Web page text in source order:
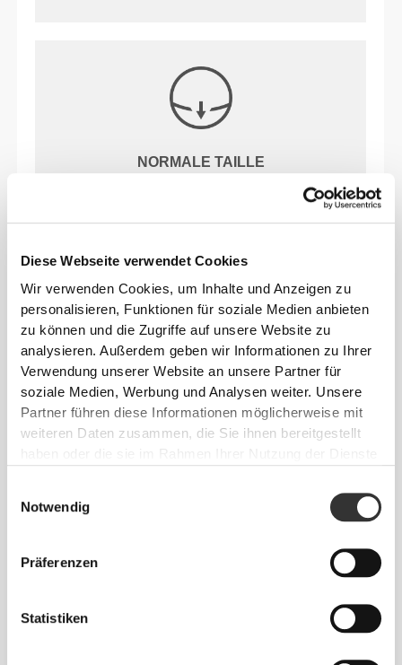
Diese Webseite verwendet Cookies
Wir verwenden Cookies, um Inhalte und Anzeigen zu
personalisieren, Funktionen für soziale Medien anbieten
zu können und die Zugriffe auf unsere Website zu
analysieren. Außerdem geben wir Informationen zu Ihrer
Verwendung unserer Website an unsere Partner für
soziale Medien, Werbung und Analysen weiter. Unsere
Partner führen diese Informationen möglicherweise mit
weiteren Daten zusammen, die Sie ihnen bereitgestellt
Notwendig
Präferenzen
Statistiken
NORMALE TAILLE
UNSER ETIKETT IST DEIN
Ohne eingenähtes Etikett
Eindruck auf unsere Kleidung: auf die nahtlose
Freiheit! Ohne eingenähtes Etikett wird das Tragen
TIPP ZUR PASSFORM